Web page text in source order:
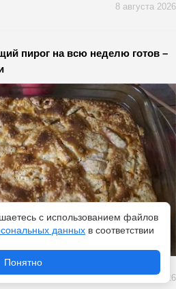
8 августа 2026
пирог на всю неделю готов –
8 августа 2026
с использованием файлов
данных в соответствии
Понятно